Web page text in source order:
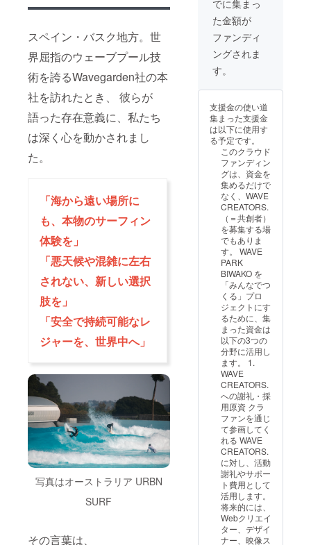
スペイン・バスク地方。世
界屈指のウェーブプール技
術を誇るWavegarden社の本
社を訪れたとき、 彼らが
語った存在意義に、私たち
は深く心を動かされまし
た。
「海から遠い場所に
も、本物のサーフィン
体験を」
「悪天候や混雑に左右
されない、新しい選択
肢を」
「安全で持続可能なレ
ジャーを、世界中へ」
写真はオーストラリア URBN
SURF
その言葉は、
通費・宿泊費は
自己負担となり
ます。
（1時
間）あ
たり合
計20本
前後の
ます。
波1本に
つき約
15秒ラ
イディ
ング可
能。 ・
波のサ
イズ・
間隔・
パワー
など、
正式稼
働前の
波調整
に関わ
る「リ
アルテ
ス
ター」
として
ご参加
いただ
きま
す。 ・
体験時
には、
WAVEP
OOL公
式ス
タッフ
による
簡易ア
ンケー
トやヒ
アリン
グを予
定して
いま
す。
【留意
のサー
フィン
体験
セッ
ション
回数に
し） ・
世界最
大級の
人工波
をテス
トす
る、プ
レオー
プン限
定セッ
ション
にご招
待。 ・
1セッ
ション
（1時
間）あ
たり合
計20本
前後の
波を体
験でき
ます。
波1本に
つき約
15秒ラ
イディ
ング可
能。 ・
波のサ
イズ・
間隔・
パワー
など、
正式稼
働前の
波調整
に関わ
る「リ
でに集まっ
た金額が
ファンディ
ングされま
す。
支援金の使い道
集まった支援金
は以下に使用す
る予定です。
このクラウド
ファンディン
グは、資金を
集めるだけで
なく、WAVE
CREATORS.
（＝共創者）
を募集する場
でもありま
す。 WAVE
PARK
BIWAKO を
「みんなでつ
くる」プロ
ジェクトにす
るために、集
まった資金は
以下の3つの
分野に活用し
ます。 1.
WAVE
CREATORS.
への謝礼・採
用原資 クラ
ファンを通じ
て参画してく
れる WAVE
CREATORS.
に対し、活動
謝礼やサポー
ト費用として
活用します。
将来的には、
Webクリエイ
ター、デザイ
ナー、映像ス